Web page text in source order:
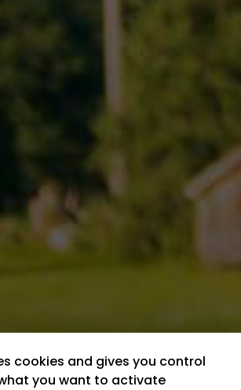
cookies and gives you control
you want to activate